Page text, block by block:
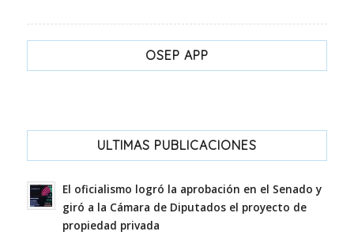
OSEP APP
ULTIMAS PUBLICACIONES
El oficialismo logró la aprobación en el Senado y
giró a la Cámara de Diputados el proyecto de
propiedad privada